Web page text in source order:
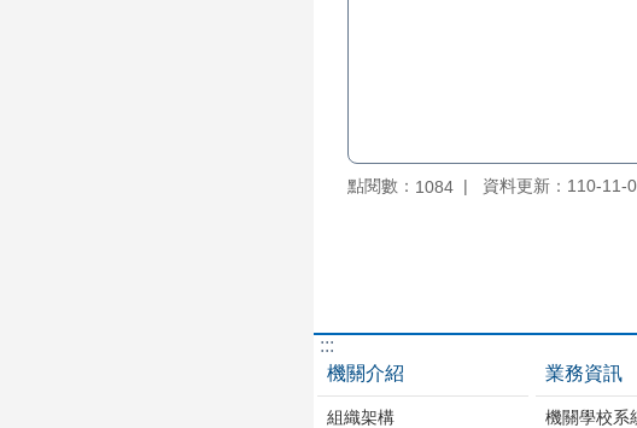
點閱數： 1084 資料更新：110-11-
:::
機關介紹
組織架構
業務資訊
機關學校系